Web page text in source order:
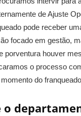
de Ajuste
pode receber
focado em gestão,
porventura houver
o processo
do
o